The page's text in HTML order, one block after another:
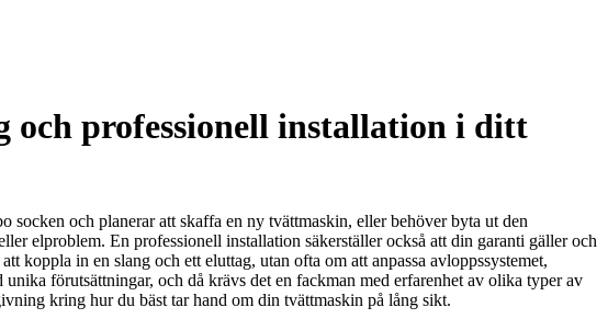
och professionell installation i ditt
och planerar att skaffa en ny tvättmaskin, eller behöver byta ut den
elproblem. En professionell installation säkerställer också att din garanti gäller och
koppla in en slang och ett eluttag, utan ofta om att anpassa avloppssystemet,
förutsättningar, och då krävs det en fackman med erfarenhet av olika typer av
kring hur du bäst tar hand om din tvättmaskin på lång sikt.